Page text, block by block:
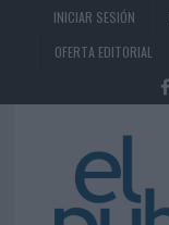
INICIAR SESIÓN
OFERTA EDITORIAL